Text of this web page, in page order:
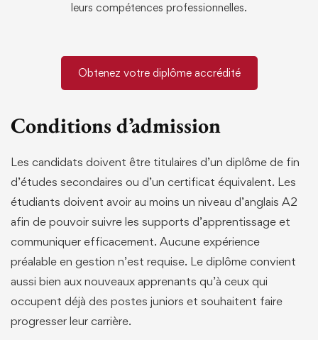
leurs compétences professionnelles.
Obtenez votre diplôme accrédité
Conditions d’admission
Les candidats doivent être titulaires d’un diplôme de fin
d’études secondaires ou d’un certificat équivalent. Les
étudiants doivent avoir au moins un niveau d’anglais A2
afin de pouvoir suivre les supports d’apprentissage et
communiquer efficacement. Aucune expérience
préalable en gestion n’est requise. Le diplôme convient
aussi bien aux nouveaux apprenants qu’à ceux qui
occupent déjà des postes juniors et souhaitent faire
progresser leur carrière.